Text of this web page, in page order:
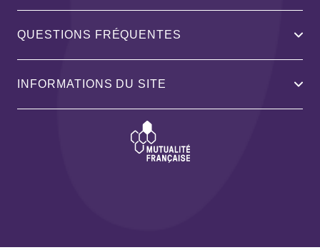
QUESTIONS FRÉQUENTES
INFORMATIONS DU SITE